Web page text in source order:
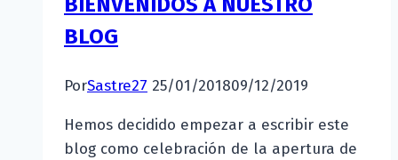
BLOG
PorSastre27 25/01/201809/12/2019
Hemos decidido empezar a escribir este
blog como celebración de la apertura de